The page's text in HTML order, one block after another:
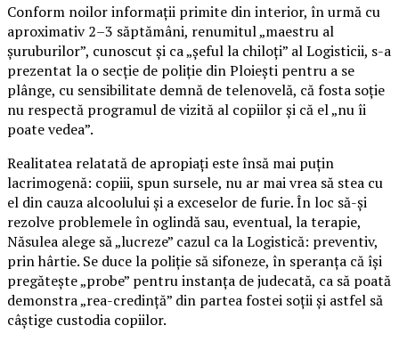
Conform noilor informații primite din interior, în urmă cu
aproximativ 2–3 săptămâni, renumitul „maestru al
șuruburilor”, cunoscut și ca „șeful la chiloți” al Logisticii, s-a
prezentat la o secție de poliție din Ploiești pentru a se
plânge, cu sensibilitate demnă de telenovelă, că fosta soție
nu respectă programul de vizită al copiilor și că el „nu îi
poate vedea”.
Realitatea relatată de apropiați este însă mai puțin
lacrimogenă: copiii, spun sursele, nu ar mai vrea să stea cu
el din cauza alcoolului și a exceselor de furie. În loc să-și
rezolve problemele în oglindă sau, eventual, la terapie,
Năsulea alege să „lucreze” cazul ca la Logistică: preventiv,
prin hârtie. Se duce la poliție să sifoneze, în speranța că își
pregătește „probe” pentru instanța de judecată, ca să poată
demonstra „rea-credință” din partea fostei soții și astfel să
câștige custodia copiilor.